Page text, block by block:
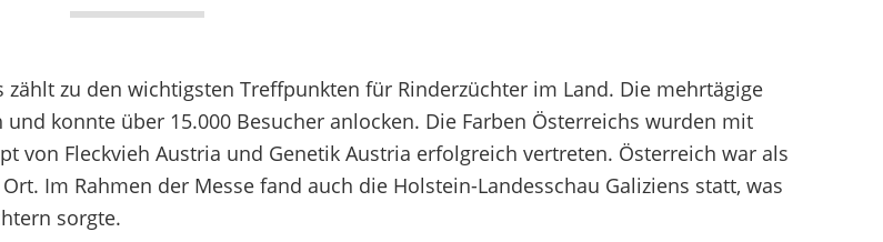
zu den wichtigsten Treffpunkten für Rinderzüchter im Land. Die mehrtägige
konnte über 15.000 Besucher anlocken. Die Farben Österreichs wurden mit
von Fleckvieh Austria und Genetik Austria erfolgreich vertreten. Österreich war als
Im Rahmen der Messe fand auch die Holstein-Landesschau Galiziens statt, was
sorgte.